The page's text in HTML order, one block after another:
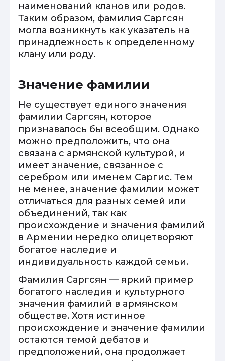
наименований кланов или родов.
Таким образом, фамилия Саргсян
могла возникнуть как указатель на
принадлежность к определенному
клану или роду.
Значение фамилии
Не существует единого значения
фамилии Саргсян, которое
признавалось бы всеобщим. Однако
можно предположить, что она
связана с армянской культурой, и
имеет значение, связанное с
серебром или именем Саргис. Тем
не менее, значение фамилии может
отличаться для разных семей или
объединений, так как
происхождение и значения фамилий
в Армении нередко олицетворяют
богатое наследие и
индивидуальность каждой семьи.
Фамилия Саргсян — яркий пример
богатого наследия и культурного
значения фамилий в армянском
обществе. Хотя истинное
происхождение и значение фамилии
остаются темой дебатов и
предположений, она продолжает